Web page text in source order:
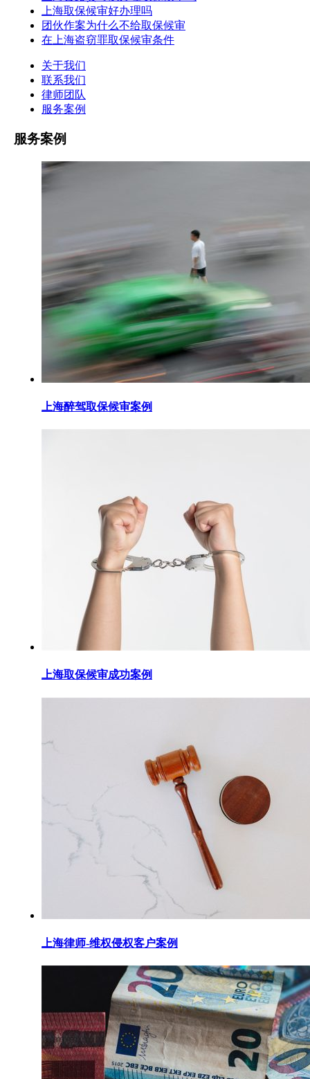
上海取保候审好办理吗
团伙作案为什么不给取保候审
在上海盗窃罪取保候审条件
关于我们
联系我们
律师团队
服务案例
服务案例
上海醉驾取保候审案例
上海取保候审成功案例
上海律师-维权侵权客户案例